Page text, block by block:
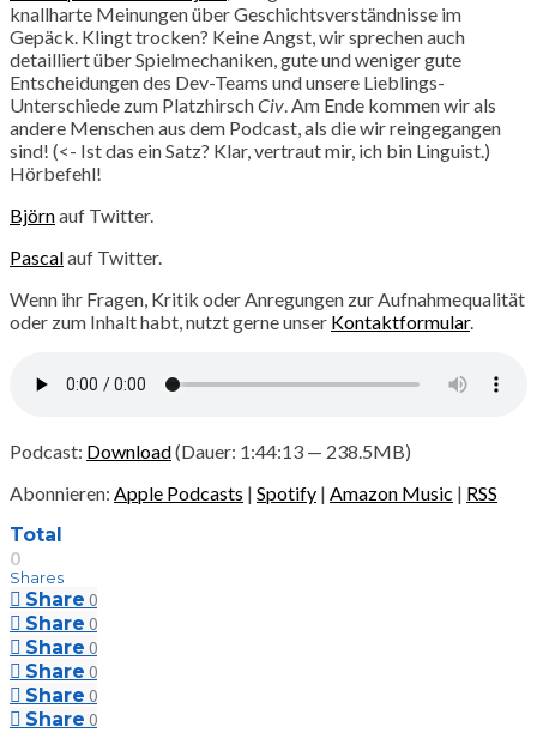
knallharte Meinungen über Geschichtsverständnisse im
Gepäck. Klingt trocken? Keine Angst, wir sprechen auch
detailliert über Spielmechaniken, gute und weniger gute
Entscheidungen des Dev-Teams und unsere Lieblings-
Unterschiede zum PlatzhirschCiv . Am Ende kommen wir als
andere Menschen aus dem Podcast, als die wir reingegangen
sind! (<- Ist das ein Satz? Klar, vertraut mir, ich bin Linguist.)
Hörbefehl!
Björnauf Twitter.
Pascalauf Twitter.
Wenn ihr Fragen, Kritik oder Anregungen zur Aufnahmequalität
oder zum Inhalt habt, nutzt gerne unser Kontaktformular.
Podcast: Download(Dauer: 1:44:13 — 238.5MB)
Abonnieren: Apple Podcasts | Spotify | Amazon Music | RSS
Total
0
Shares
Share 0
Share 0
Share 0
Share 0
Share 0
Share 0